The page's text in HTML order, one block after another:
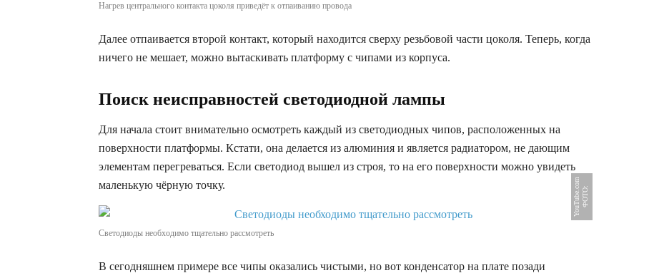
Нагрев центрального контакта цоколя приведёт к отпаиванию провода
Далее отпаивается второй контакт, который находится сверху резьбовой части цоколя. Теперь, когда
ничего не мешает, можно вытаскивать платформу с чипами из корпуса.
Поиск неисправностей светодиодной лампы
Для начала стоит внимательно осмотреть каждый из светодиодных чипов, расположенных на
поверхности платформы. Кстати, она делается из алюминия и является радиатором, не дающим
элементам перегреваться. Если светодиод вышел из строя, то на его поверхности можно увидеть
маленькую чёрную точку.
Ф
О
Т
О
:
Y
o
u
T
u
b
e
.
c
o
m
Светодиоды необходимо тщательно рассмотреть
В сегодняшнем примере все чипы оказались чистыми, но вот конденсатор на плате позади